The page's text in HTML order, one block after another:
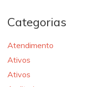
Categorias
Atendimento
Ativos
Ativos